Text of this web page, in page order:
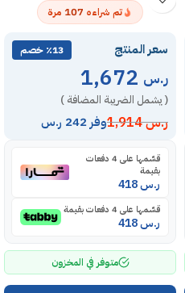
تم شراءه 107 مرة
سعر المنتج ٪13 خصم
ر.س
( يشمل الضريبة المضافة )
ر.س1,914 وفر 242 ر.س
قسّمها على 4 دفعات
بقيمة
ر.س
قسّمها على 4 دفعات بقيمة
ر.س
متوفر في المخزون